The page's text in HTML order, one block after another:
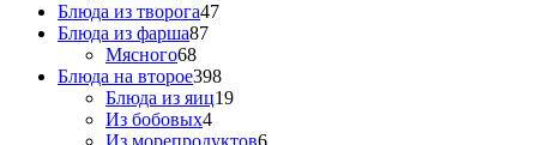
Блюда из творога47
Блюда из фарша87
Мясного68
Блюда на второе398
Блюда из яиц19
Из бобовых4